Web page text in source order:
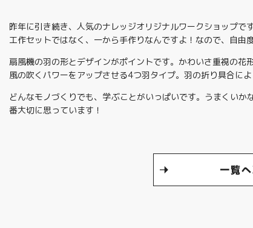
昨年に引き続き、人気のナレッジオリジナルワークショップです
工作セットではなく、一から手作りなんですよ！なので、自由
扇風機の羽の形とデザインがポイントです。かわいさ重視の花形
風の吹くパワーをアップさせる4つ羽タイプ。羽の折り具合に
どんなモノづくりでも、学ぶことがいっぱいです。うまくい
番大切に思っています！
一覧